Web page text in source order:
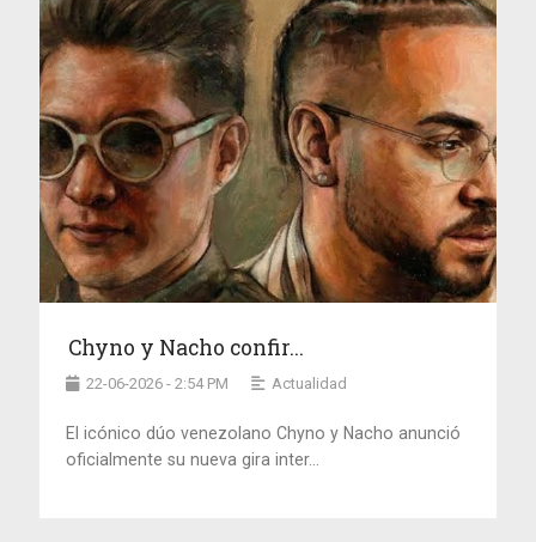
Chyno y Nacho confir...
22-06-2026 - 2:54 PM Actualidad
El icónico dúo venezolano Chyno y Nacho anunció
oficialmente su nueva gira inter...